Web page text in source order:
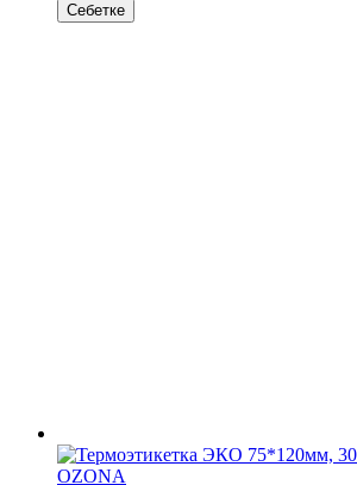
Себетке